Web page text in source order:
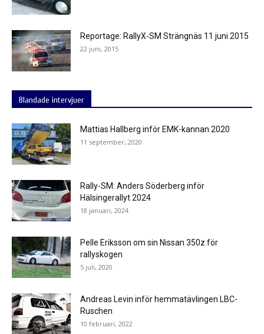
Reportage: RallyX-SM Strängnäs 11 juni 2015
22 juni, 2015
Blandade intervjuer
Mattias Hallberg inför EMK-kannan 2020
11 september, 2020
Rally-SM: Anders Söderberg inför
Hälsingerallyt 2024
18 januari, 2024
Pelle Eriksson om sin Nissan 350z för
rallyskogen
5 juli, 2020
Andreas Levin inför hemmatävlingen LBC-
Ruschen
10 februari, 2022